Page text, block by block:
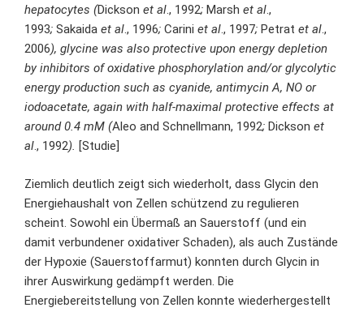
hepatocytes (Dickson et al., 1992; Marsh et al.,
1993; Sakaida et al., 1996; Carini et al., 1997; Petrat et al.,
2006), glycine was also protective upon energy depletion
by inhibitors of oxidative phosphorylation and/or glycolytic
energy production such as cyanide, antimycin A, NO or
iodoacetate, again with half-maximal protective effects at
around 0.4 mM (Aleo and Schnellmann, 1992; Dickson et
al., 1992). [Studie]
Ziemlich deutlich zeigt sich wiederholt, dass Glycin den
Energiehaushalt von Zellen schützend zu regulieren
scheint. Sowohl ein Übermaß an Sauerstoff (und ein
damit verbundener oxidativer Schaden), als auch Zustände
der Hypoxie (Sauerstoffarmut) konnten durch Glycin in
ihrer Auswirkung gedämpft werden. Die
Energiebereitstellung von Zellen konnte wiederhergestellt